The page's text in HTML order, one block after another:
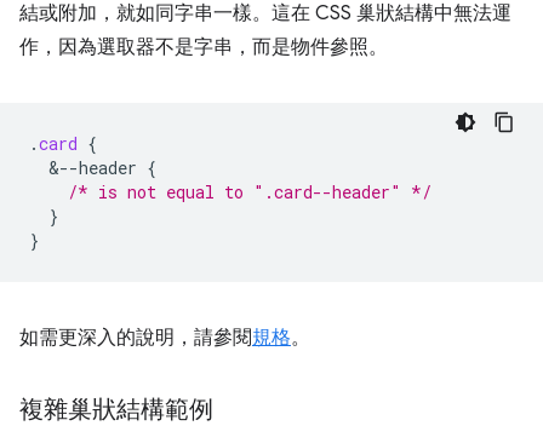
結或附加，就如同字串一樣。這在 CSS 巢狀結構中無法運
作，因為選取器不是字串，而是物件參照。
.card {
&--header {
/* is not equal to ".card--header" */
}
}
如需更深入的說明，請參閱規格。
複雜巢狀結構範例